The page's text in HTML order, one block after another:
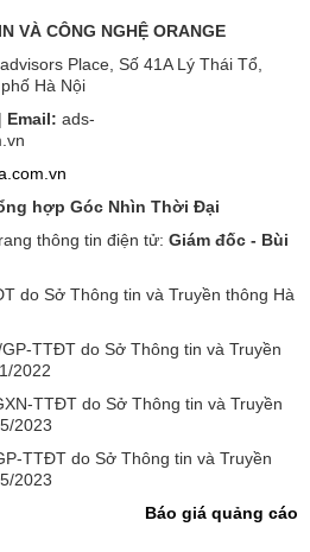
VÀ CÔNG NGHỆ ORANGE
Place, Số 41A Lý Thái Tổ,
Hà Nội
Email: ads-
hợp Góc Nhìn Thời Đại
thông tin điện tử: Giám đốc - Bùi
do Sở Thông tin và Truyền thông Hà
TTĐT do Sở Thông tin và Truyền
2022
TTĐT do Sở Thông tin và Truyền
2023
TTĐT do Sở Thông tin và Truyền
2023
Báo giá quảng cáo